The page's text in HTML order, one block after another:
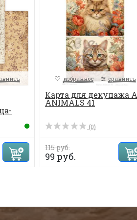
избранное сравнить
Карта для декупажа
ANIMALS 41
(0)
115 руб.
99 руб.